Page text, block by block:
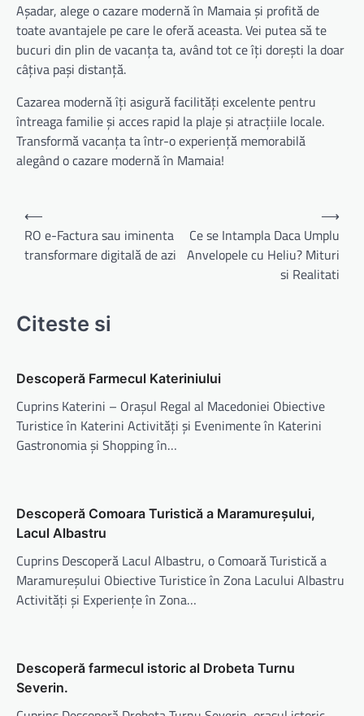
Așadar, alege o cazare modernă în Mamaia și profită de
toate avantajele pe care le oferă aceasta. Vei putea să te
bucuri din plin de vacanța ta, având tot ce îți dorești la doar
câțiva pași distanță.
Cazarea modernă îți asigură facilități excelente pentru
întreaga familie și acces rapid la plaje și atracțiile locale.
Transformă vacanța ta într-o experiență memorabilă
alegând o cazare modernă în Mamaia!
Navigare
în
articole
⟵
RO e-Factura sau iminenta
transformare digitală de azi
Ce se Intampla Daca Umplu
Anvelopele cu Heliu? Mituri
si Realitati
⟶
Citeste si
Descoperă Farmecul Kateriniului
Cuprins Katerini – Orașul Regal al Macedoniei Obiective
Turistice în Katerini Activități și Evenimente în Katerini
Gastronomia și Shopping în…
Descoperă Comoara Turistică a Maramureșului,
Lacul Albastru
Cuprins Descoperă Lacul Albastru, o Comoară Turistică a
Maramureșului Obiective Turistice în Zona Lacului Albastru
Activități și Experiențe în Zona…
Descoperă farmecul istoric al Drobeta Turnu
Severin.